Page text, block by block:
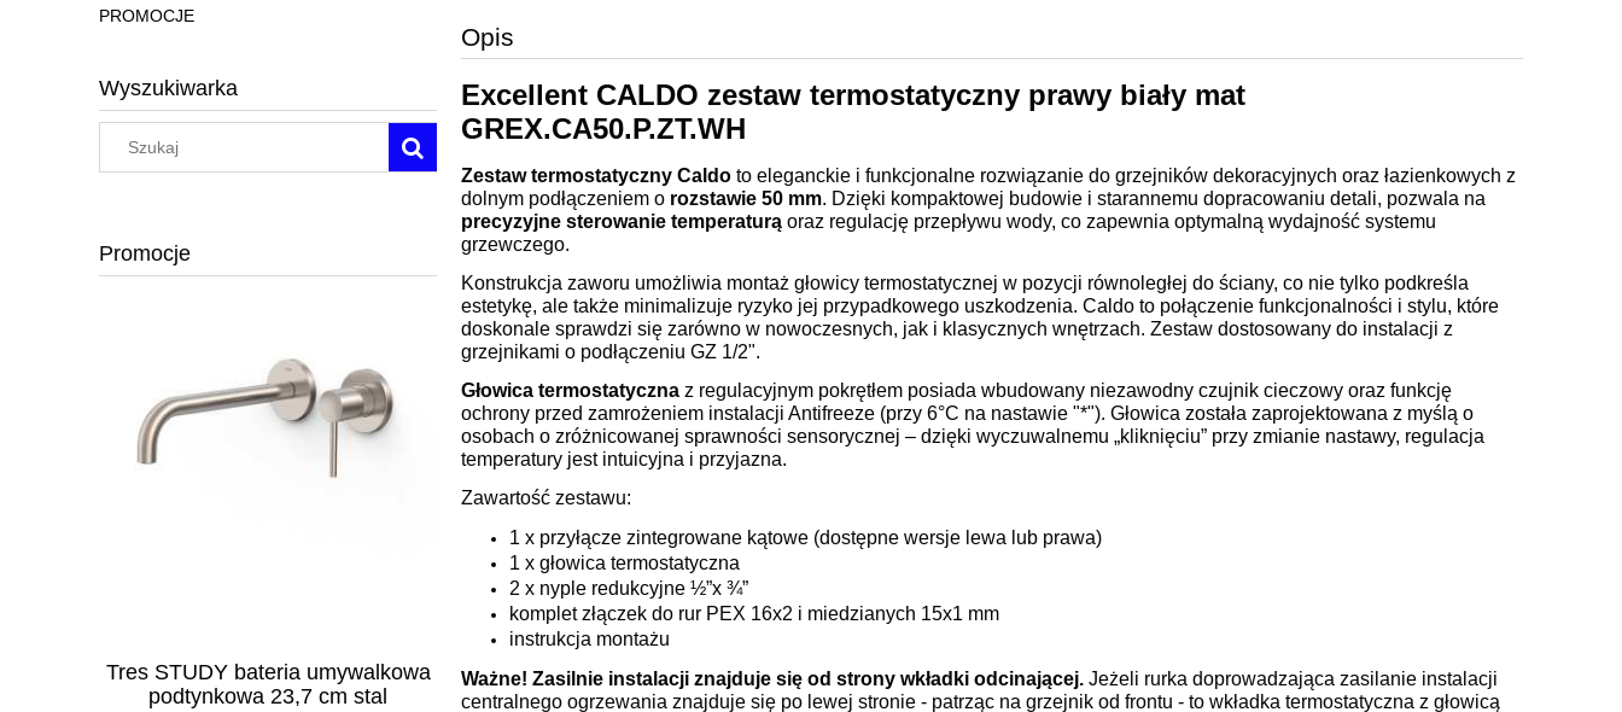
PROMOCJE
Wyszukiwarka
Promocje
Tres STUDY bateria umywalkowa
podtynkowa 23,7 cm stal
Radaway DOROS F brodzik
140x90 stone antracytowy
Opis
Excellent CALDO zestaw termostatyczny prawy biały mat
GREX.CA50.P.ZT.WH
Zestaw termostatyczny Caldo to eleganckie i funkcjonalne rozwiązanie do grzejników dekoracyjnych oraz łazienkowych z
dolnym podłączeniem o rozstawie 50 mm. Dzięki kompaktowej budowie i starannemu dopracowaniu detali, pozwala na
precyzyjne sterowanie temperaturą oraz regulację przepływu wody, co zapewnia optymalną wydajność systemu
grzewczego.
Konstrukcja zaworu umożliwia montaż głowicy termostatycznej w pozycji równoległej do ściany, co nie tylko podkreśla
estetykę, ale także minimalizuje ryzyko jej przypadkowego uszkodzenia. Caldo to połączenie funkcjonalności i stylu, które
doskonale sprawdzi się zarówno w nowoczesnych, jak i klasycznych wnętrzach. Zestaw dostosowany do instalacji z
grzejnikami o podłączeniu GZ 1/2".
Głowica termostatyczna z regulacyjnym pokrętłem posiada wbudowany niezawodny czujnik cieczowy oraz funkcję
ochrony przed zamrożeniem instalacji Antifreeze (przy 6°C na nastawie "*"). Głowica została zaprojektowana z myślą o
osobach o zróżnicowanej sprawności sensorycznej – dzięki wyczuwalnemu „kliknięciu” przy zmianie nastawy, regulacja
temperatury jest intuicyjna i przyjazna.
Zawartość zestawu:
1 x przyłącze zintegrowane kątowe (dostępne wersje lewa lub prawa)
1 x głowica termostatyczna
2 x nyple redukcyjne ½”x ¾”
komplet złączek do rur PEX 16x2 i miedzianych 15x1 mm
instrukcja montażu
Ważne! Zasilnie instalacji znajduje się od strony wkładki odcinającej. Jeżeli rurka doprowadzająca zasilanie instalacji
centralnego ogrzewania znajduje się po lewej stronie - patrząc na grzejnik od frontu - to wkładka termostatyczna z głowicą